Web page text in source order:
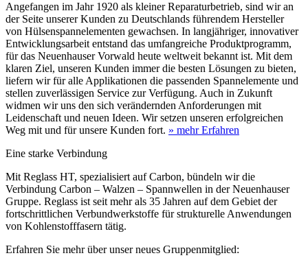
Angefangen im Jahr 1920 als kleiner Reparaturbetrieb, sind wir an
der Seite unserer Kunden zu Deutschlands führendem Hersteller
von Hülsenspannelementen gewachsen. In langjähriger, innovativer
Entwicklungsarbeit entstand das umfangreiche Produktprogramm,
für das Neuenhauser Vorwald heute weltweit bekannt ist. Mit dem
klaren Ziel, unseren Kunden immer die besten Lösungen zu bieten,
liefern wir für alle Applikationen die passenden Spannelemente und
stellen zuverlässigen Service zur Verfügung. Auch in Zukunft
widmen wir uns den sich verändernden Anforderungen mit
Leidenschaft und neuen Ideen. Wir setzen unseren erfolgreichen
Weg mit und für unsere Kunden fort. » mehr Erfahren
Eine starke Verbindung
Mit Reglass HT, spezialisiert auf Carbon, bündeln wir die
Verbindung Carbon – Walzen – Spannwellen in der Neuenhauser
Gruppe. Reglass ist seit mehr als 35 Jahren auf dem Gebiet der
fortschrittlichen Verbundwerkstoffe für strukturelle Anwendungen
von Kohlenstofffasern tätig.
Erfahren Sie mehr über unser neues Gruppenmitglied: